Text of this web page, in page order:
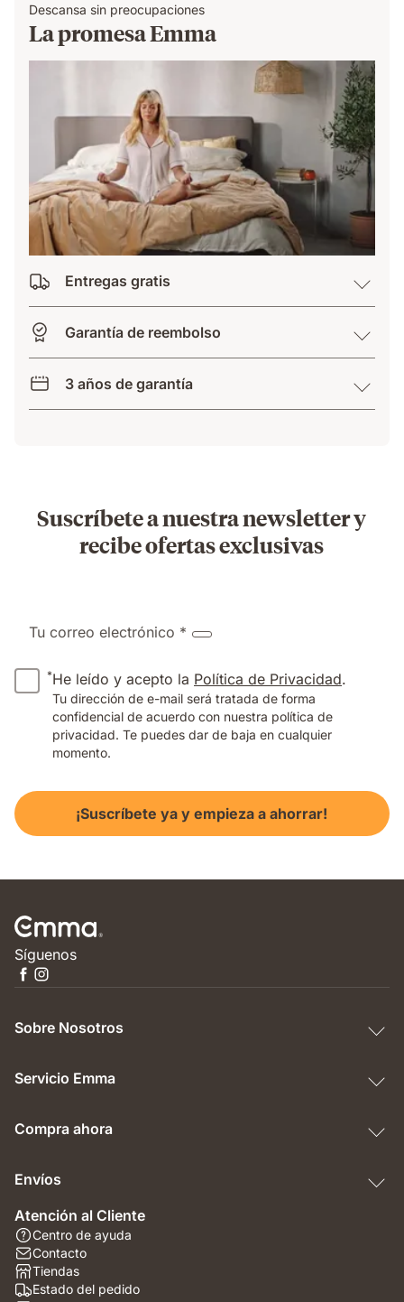
Descansa sin preocupaciones
La promesa Emma
Entregas gratis
Garantía de reembolso
3 años de garantía
Suscríbete a nuestra newsletter y
recibe ofertas exclusivas
Tu correo electrónico *
*He leído y acepto la Política de Privacidad.
Tu dirección de e-mail será tratada de forma
confidencial de acuerdo con nuestra política de
privacidad. Te puedes dar de baja en cualquier
momento.
¡Suscríbete ya y empieza a ahorrar!
Síguenos
Sobre Nosotros
Servicio Emma
Compra ahora
Envíos
Atención al Cliente
Centro de ayuda
Contacto
Tiendas
Estado del pedido